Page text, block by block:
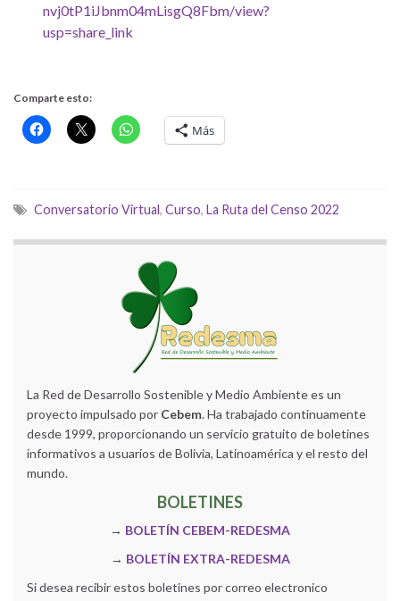
nvj0tP1iJbnm04mLisgQ8Fbm/view?
usp=share_link
Comparte esto:
Más
Conversatorio Virtual, Curso, La Ruta del Censo 2022
La Red de Desarrollo Sostenible y Medio Ambiente es un
proyecto impulsado por Cebem. Ha trabajado continuamente
desde 1999, proporcionando un servicio gratuito de boletines
informativos a usuarios de Bolivia, Latinoamérica y el resto del
mundo.
BOLETINES
→ BOLETÍN CEBEM-REDESMA
→ BOLETÍN EXTRA-REDESMA
Si desea recibir estos boletines por correo electronico